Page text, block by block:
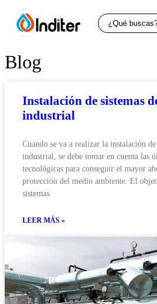
Blog
Instalación de sistemas
industrial
Cuando se va a realizar la instalación
industrial, se debe tomar en cuenta las
tecnológicas para conseguir el mayor
protección del medio ambiente. El
sistemas
LEER MÁS »